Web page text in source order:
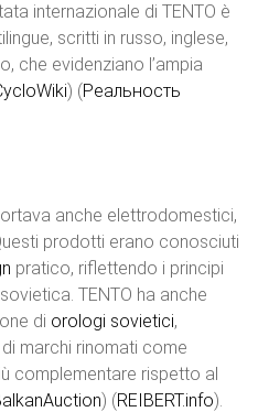
internazionale di TENTO è
scritti in russo, inglese,
che evidenziano l’ampia
)​​ (Реальность
anche elettrodomestici,
prodotti erano conosciuti
pratico, riflettendo i principi
TENTO ha anche
di orologi sovietici,
marchi rinomati come
complementare rispetto al
)​​ (REIBERT.info)​.